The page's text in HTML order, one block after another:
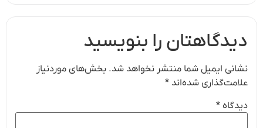
دیدگاهتان را بنویسید
نشانی ایمیل شما منتشر نخواهد شد. بخش‌های موردنیاز
علامت‌گذاری شده‌اند *
دیدگاه *